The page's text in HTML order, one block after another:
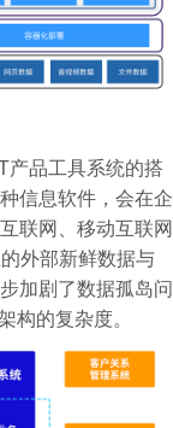
产品工具系统的搭
信息软件，会在企
联网、移动互联网
外部新鲜数据与
加剧了数据孤岛问
的复杂度。